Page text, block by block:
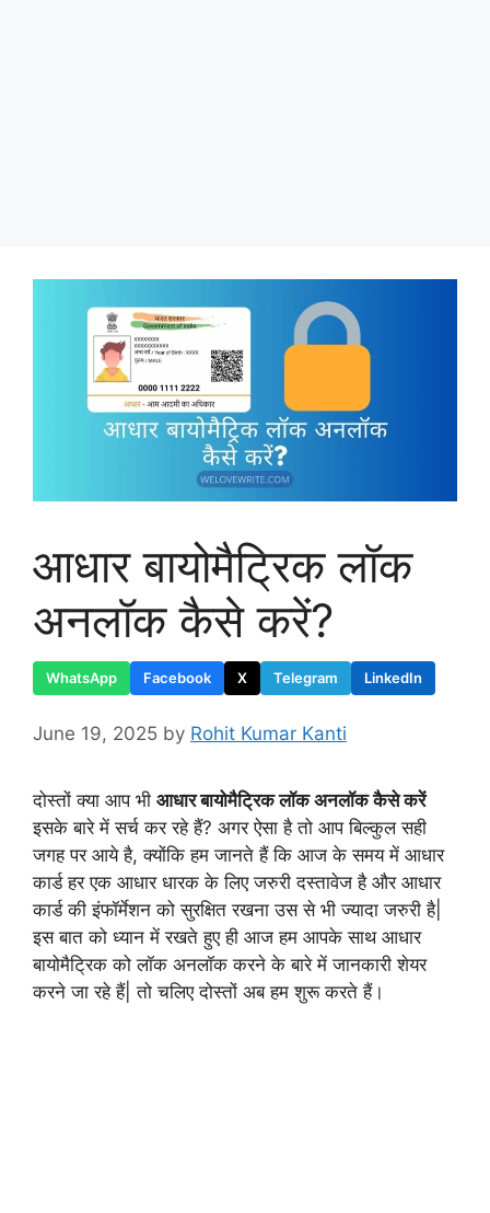
आधार बायोमैट्रिक लॉक
अनलॉक कैसे करें?
WhatsApp Facebook X Telegram LinkedIn
June 19, 2025 by Rohit Kumar Kanti
दोस्तों क्या आप भी आधार बायोमैट्रिक लॉक अनलॉक कैसे करें
इसके बारे में सर्च कर रहे हैं? अगर ऐसा है तो आप बिल्कुल सही
जगह पर आये है, क्योंकि हम जानते हैं कि आज के समय में आधार
कार्ड हर एक आधार धारक के लिए जरुरी दस्तावेज है और आधार
कार्ड की इंफॉर्मेशन को सुरक्षित रखना उस से भी ज्यादा जरुरी है|
इस बात को ध्यान में रखते हुए ही आज हम आपके साथ आधार
बायोमैट्रिक को लॉक अनलॉक करने के बारे में जानकारी शेयर
करने जा रहे हैं| तो चलिए दोस्तों अब हम शुरू करते हैं।